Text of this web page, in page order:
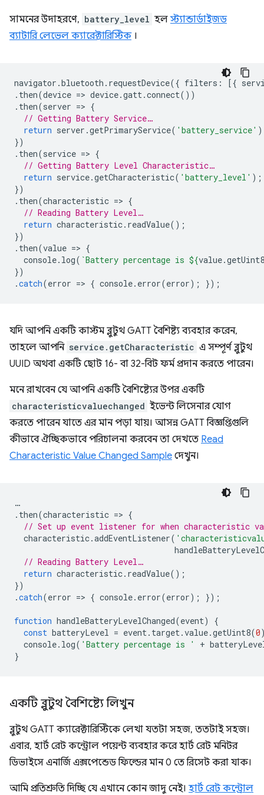
সামনের উদাহরণে, battery_level হলস্ট্যান্ডার্ডাইজড
ব্যাটারি লেভেল ক্যারেক্টারিস্টিক।
navigator .bluetooth . requestDevice({ filters : [{
. then(device => device.gatt.connect())
. then(server => {
// Getting Battery Service…
return server .getPrimaryService( 'battery_service'
})
. then(service => {
// Getting Battery Level Characteristic…
return service.getCharacteristic( 'battery_level' );
})
. then(characteristic => {
// Reading Battery Level…
return characteristic. readValue();
})
. then(value => {
console. log( `Battery percentage is ${value.getUint8
})
.catch(error => { console. error(error); });
যদি আপনি একটি কাস্টম ব্লুটুথ GATT বৈশিষ্ট্য ব্যবহার করেন,
তাহলে আপনি service.getCharacteristic এ সম্পূর্ণ ব্লুটুথ
UUID অথবা একটি ছোট 16- বা 32-বিট ফর্ম প্রদান করতে পারেন।
মনে রাখবেন যে আপনি একটি বৈশিষ্ট্যের উপর একটি
characteristicvaluechanged ইভেন্ট লিসেনার যোগ
করতে পারেন যাতে এর মান পড়া যায়। আসন্ন GATT বিজ্ঞপ্তিগুলি
কীভাবে ঐচ্ছিকভাবে পরিচালনা করবেন তা দেখতে Read
Characteristic Value Changed Sample দেখুন।
…
. then(characteristic => {
// Set up event listener for when characteristic
characteristic.addEventListener(
// Reading Battery Level…
return characteristic. readValue();
})
.catch(error => { console. error(error); });
function handleBatteryLevelChanged(event)
{
const batteryLevel = event. target.value.getUint8(0
console. log( 'Battery percentage is ' +
}
একটি ব্লুটুথ বৈশিষ্ট্যে লিখুন
ব্লুটুথ GATT ক্যারেক্টারিস্টিকে লেখা যতটা সহজ, ততটাই সহজ।
এবার, হার্ট রেট কন্ট্রোল পয়েন্ট ব্যবহার করে হার্ট রেট মনিটর
ডিভাইসে এনার্জি এক্সপেন্ডেড ফিল্ডের মান 0 তে রিসেট করা যাক।
আমি প্রতিশ্রুতি দিচ্ছি যে এখানে কোন জাদু নেই। হার্ট রেট কন্ট্রোল